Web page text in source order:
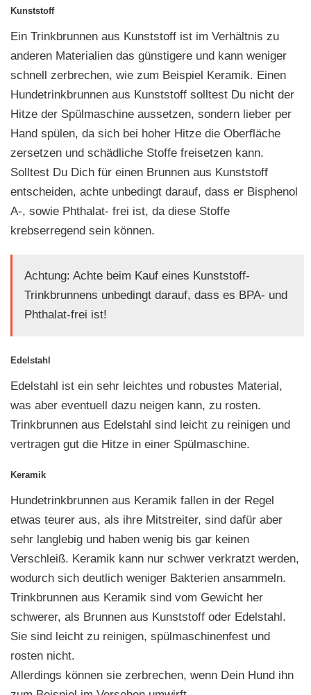
Kunststoff
Ein Trinkbrunnen aus Kunststoff ist im Verhältnis zu
anderen Materialien das günstigere und kann weniger
schnell zerbrechen, wie zum Beispiel Keramik. Einen
Hundetrinkbrunnen aus Kunststoff solltest Du nicht der
Hitze der Spülmaschine aussetzen, sondern lieber per
Hand spülen, da sich bei hoher Hitze die Oberfläche
zersetzen und schädliche Stoffe freisetzen kann.
Solltest Du Dich für einen Brunnen aus Kunststoff
entscheiden, achte unbedingt darauf, dass er Bisphenol
A-, sowie Phthalat- frei ist, da diese Stoffe
krebserregend sein können.
Achtung: Achte beim Kauf eines Kunststoff-
Trinkbrunnens unbedingt darauf, dass es BPA- und
Phthalat-frei ist!
Edelstahl
Edelstahl ist ein sehr leichtes und robustes Material,
was aber eventuell dazu neigen kann, zu rosten.
Trinkbrunnen aus Edelstahl sind leicht zu reinigen und
vertragen gut die Hitze in einer Spülmaschine.
Keramik
Hundetrinkbrunnen aus Keramik fallen in der Regel
etwas teurer aus, als ihre Mitstreiter, sind dafür aber
sehr langlebig und haben wenig bis gar keinen
Verschleiß. Keramik kann nur schwer verkratzt werden,
wodurch sich deutlich weniger Bakterien ansammeln.
Trinkbrunnen aus Keramik sind vom Gewicht her
schwerer, als Brunnen aus Kunststoff oder Edelstahl.
Sie sind leicht zu reinigen, spülmaschinenfest und
rosten nicht.
Allerdings können sie zerbrechen, wenn Dein Hund ihn